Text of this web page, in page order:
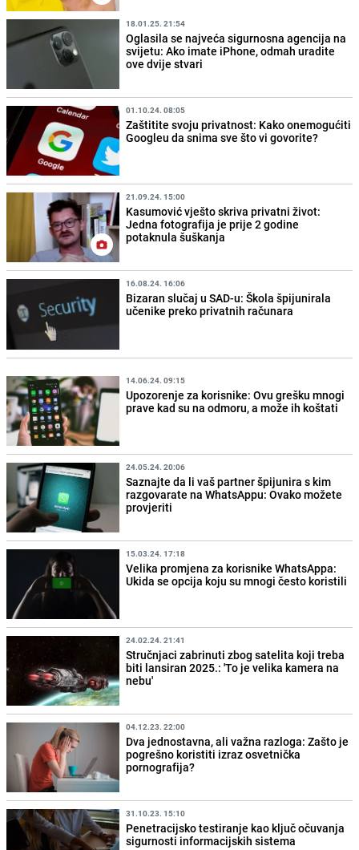
18.01.25. 21:54
Oglasila se najveća sigurnosna agencija na
svijetu: Ako imate iPhone, odmah uradite
ove dvije stvari
01.10.24. 08:05
Zaštitite svoju privatnost: Kako onemogućiti
Googleu da snima sve što vi govorite?
21.09.24. 15:00
Kasumović vješto skriva privatni život:
Jedna fotografija je prije 2 godine
potaknula šuškanja
16.08.24. 16:06
Bizaran slučaj u SAD-u: Škola špijunirala
učenike preko privatnih računara
14.06.24. 09:15
Upozorenje za korisnike: Ovu grešku mnogi
prave kad su na odmoru, a može ih koštati
24.05.24. 20:06
Saznajte da li vaš partner špijunira s kim
razgovarate na WhatsAppu: Ovako možete
provjeriti
15.03.24. 17:18
Velika promjena za korisnike WhatsAppa:
Ukida se opcija koju su mnogi često koristili
24.02.24. 21:41
Stručnjaci zabrinuti zbog satelita koji treba
biti lansiran 2025.: 'To je velika kamera na
nebu'
04.12.23. 22:00
Dva jednostavna, ali važna razloga: Zašto je
pogrešno koristiti izraz osvetnička
pornografija?
31.10.23. 15:10
Penetracijsko testiranje kao ključ očuvanja
sigurnosti informacijskih sistema